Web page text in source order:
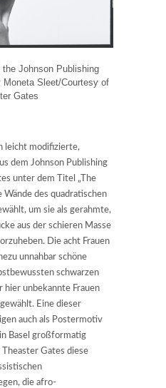
Johnson Publishing
Moneta Sleet/Courtesy of
Gates
leicht modifizierte,
dem Johnson Publishing
unter dem Titel „The
Wände des quadratischen
um sie als gerahmte,
aus der schieren Masse
Die acht Frauen
unnahbar schöne
schwarzen
hier unbekannte Frauen
Eine dieser
auch als Postermotiv
Basel großformatig
Gates diese
die afro-